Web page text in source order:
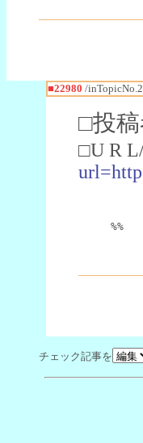
■22980 /
□投
□U R
%%
チェック記事を